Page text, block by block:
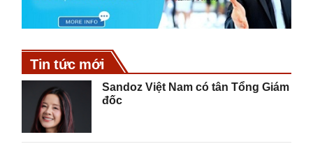
Tin tức mới
Sandoz Việt Nam có tân Tổng Giám
đốc